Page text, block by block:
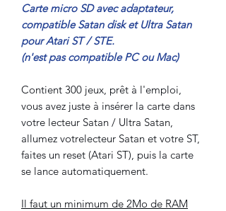
Carte micro SD avec adaptateur,
compatible Satan disk et Ultra Satan
pour Atari ST / STE.
(n'est pas compatible PC ou Mac)
Contient 300 jeux, prêt à l'emploi,
vous avez juste à insérer la carte dans
votre lecteur Satan / Ultra Satan,
allumez votrelecteur Satan et votre ST,
faites un reset (Atari ST), puis la carte
se lance automatiquement.
Il faut un minimum de 2Mo de RAM